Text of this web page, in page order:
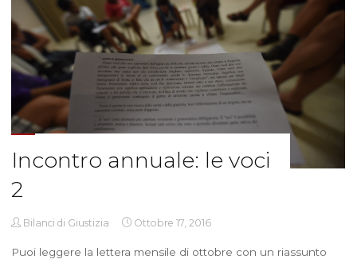
Incontro annuale: le voci
2
Bilanci di Giustizia Ottobre 17, 2016
Puoi leggere la lettera mensile di ottobre con un riassunto